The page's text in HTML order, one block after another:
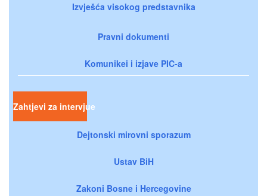
Izvješća visokog predstavnika
Pravni dokumenti
Komunikei i izjave PIC-a
Zahtjevi za intervjue
Dejtonski mirovni sporazum
Ustav BiH
Zakoni Bosne i Hercegovine